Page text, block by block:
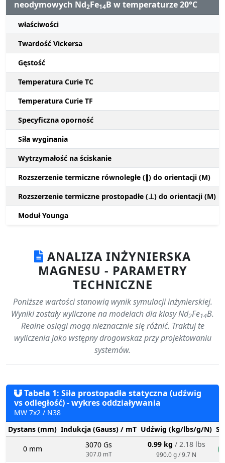
neodymowych Nd2Fe14B w temperaturze 20°C
właściwości
Twardość Vickersa
Gęstość
Temperatura Curie TC
Temperatura Curie TF
Specyficzna oporność
Siła wyginania
Wytrzymałość na ściskanie
Rozszerzenie termiczne równoległe (∥) do orientacji (M)
Rozszerzenie termiczne prostopadłe (⊥) do orientacji (M)
Moduł Younga
ANALIZA INŻYNIERSKA
MAGNESU - PARAMETRY
TECHNICZNE
Poniższe wartości stanowią wynik symulacji inżynierskiej.
Wyniki zostały wyliczone na modelach dla klasy Nd2Fe14B.
Realne osiągi mogą nieznacznie się różnić. Traktuj te
wyliczenia jako wstępny drogowskaz przy projektowaniu
systemów.
Tabela 1: Siła prostopadła statyczna (udźwig
vs odległość) - wykres oddziaływania
MW 7x2 / N38
Dystans (mm) Indukcja (Gauss) / mT Udźwig (kg/lbs/g/N)
0 mm 3070 Gs
307.0 mT
0.99 kg / 2.18 lbs
990.0 g / 9.7 N